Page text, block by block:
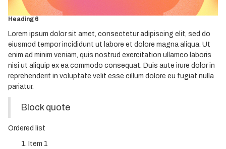
Heading 5
Heading 6
Lorem ipsum dolor sit amet, consectetur adipiscing elit, sed do
eiusmod tempor incididunt ut labore et dolore magna aliqua. Ut
enim ad minim veniam, quis nostrud exercitation ullamco laboris
nisi ut aliquip ex ea commodo consequat. Duis aute irure dolor in
reprehenderit in voluptate velit esse cillum dolore eu fugiat nulla
pariatur.
Block quote
Ordered list
Item 1